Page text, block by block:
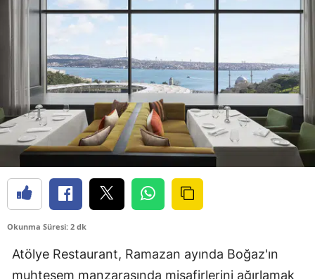
Okunma Süresi: 2 dk
Atölye Restaurant, Ramazan ayında Boğaz'ın
muhteşem manzarasında misafirlerini ağırlamak